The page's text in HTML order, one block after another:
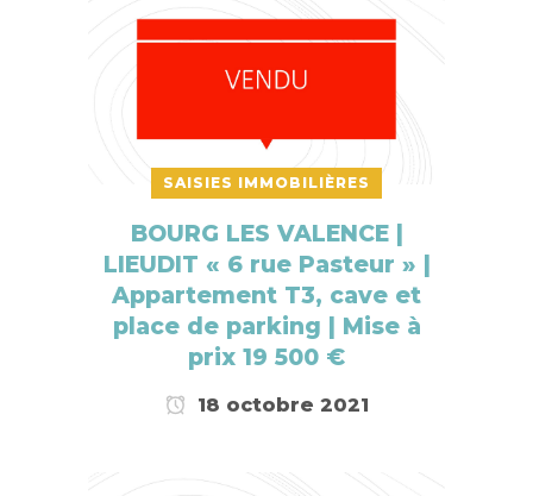
SAISIES IMMOBILIÈRES
BOURG LES VALENCE |
LIEUDIT « 6 rue Pasteur » |
Appartement T3, cave et
place de parking | Mise à
prix 19 500 €
18 octobre 2021